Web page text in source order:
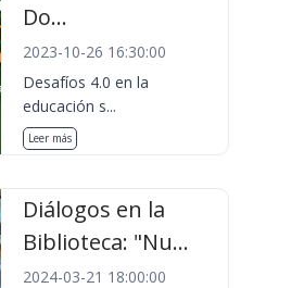
Do...
2023-10-26 16:30:00
Desafíos 4.0 en la
educación s...
Leer más
Diálogos en la
Biblioteca: "Nu...
2024-03-21 18:00:00